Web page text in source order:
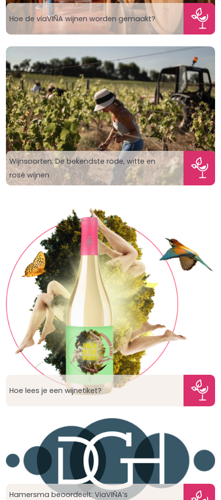
Hoe de viaVIÑA wijnen worden gemaakt?
Wijnsoorten: De bekendste rode, witte en
rosé wijnen
Hoe lees je een wijnetiket?
Hamersma beoordeelt: ViaVIÑA’s